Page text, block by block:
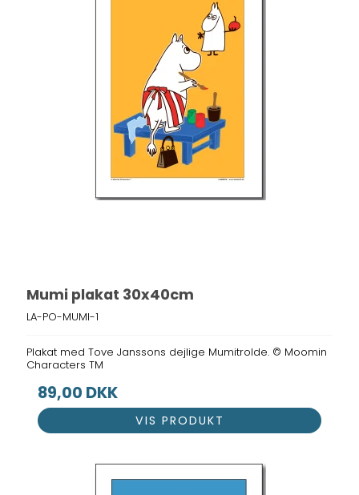
Mumi plakat 30x40cm
LA-PO-MUMI-1
Plakat med Tove Janssons dejlige Mumitrolde. © Moomin
Characters TM
89,00 DKK
VIS PRODUKT